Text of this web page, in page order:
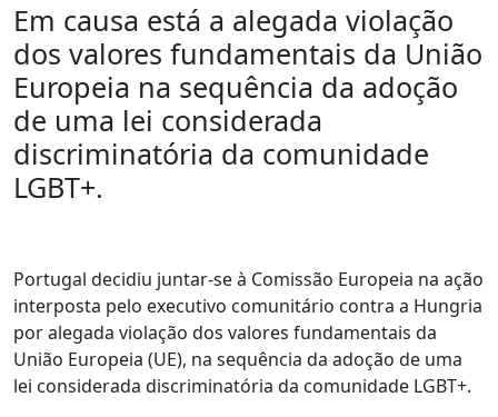
Em causa está a alegada violação
dos valores fundamentais da União
Europeia na sequência da adoção
de uma lei considerada
discriminatória da comunidade
LGBT+.
Portugal decidiu juntar-se à Comissão Europeia na ação
interposta pelo executivo comunitário contra a Hungria
por alegada violação dos valores fundamentais da
União Europeia (UE), na sequência da adoção de uma
lei considerada discriminatória da comunidade LGBT+.